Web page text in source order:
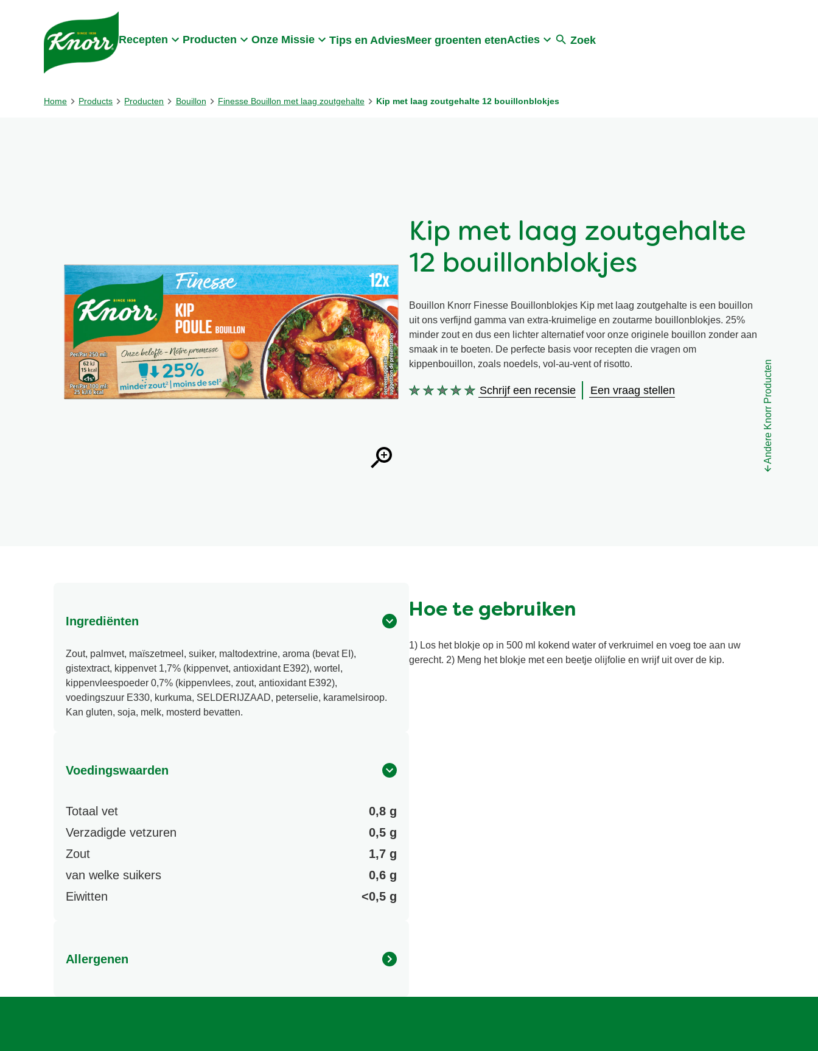
Skip to:
Recepten Producten Onze Missie Tips en AdviesMeer groenten etenActies Zoek
Home Products Producten Bouillon Finesse Bouillon met laag zoutgehalte Kip met laag zoutgehalte 12 bouillonblokjes
Kip met laag zoutgehalte
12 bouillonblokjes
Bouillon Knorr Finesse Bouillonblokjes Kip met laag zoutgehalte is een bouillon
uit ons verfijnd gamma van extra-kruimelige en zoutarme bouillonblokjes. 25%
minder zout en dus een lichter alternatief voor onze originele bouillon zonder aan
smaak in te boeten. De perfecte basis voor recepten die vragen om
kippenbouillon, zoals noedels, vol-au-vent of risotto.
Geen
Schrijf een recensie Een vraag stellen Andere Knorr Producten
Ingrediënten
Zout, palmvet, maïszetmeel, suiker, maltodextrine, aroma (bevat EI),
gistextract, kippenvet 1,7% (kippenvet, antioxidant E392), wortel,
kippenvleespoeder 0,7% (kippenvlees, zout, antioxidant E392),
voedingszuur E330, kurkuma, SELDERIJZAAD, peterselie, karamelsiroop.
Kan gluten, soja, melk, mosterd bevatten.
Voedingswaarden
Totaal vet
0,8 g
Verzadigde vetzuren
0,5 g
Zout
1,7 g
van welke suikers
0,6 g
Eiwitten
<0,5 g
Allergenen
Hoe te gebruiken
1) Los het blokje op in 500 ml kokend water of verkruimel en voeg toe aan uw
gerecht. 2) Meng het blokje met een beetje olijfolie en wrijf uit over de kip.